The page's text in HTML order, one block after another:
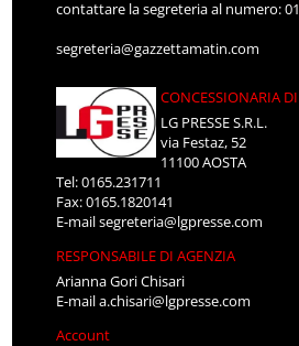
contattare la segreteria al numero:
segreteria@gazzettamatin.com
CONCESSIONARIA
LG PRESSE S.R.L.
via Festaz, 52
11100 AOSTA
Tel: 0165.231711
Fax: 0165.1820141
E-mailsegreteria@lgpresse.com
RESPONSABILE DI AGENZIA
Arianna Gori Chisari
E-maila.chisari@lgpresse.com
Account